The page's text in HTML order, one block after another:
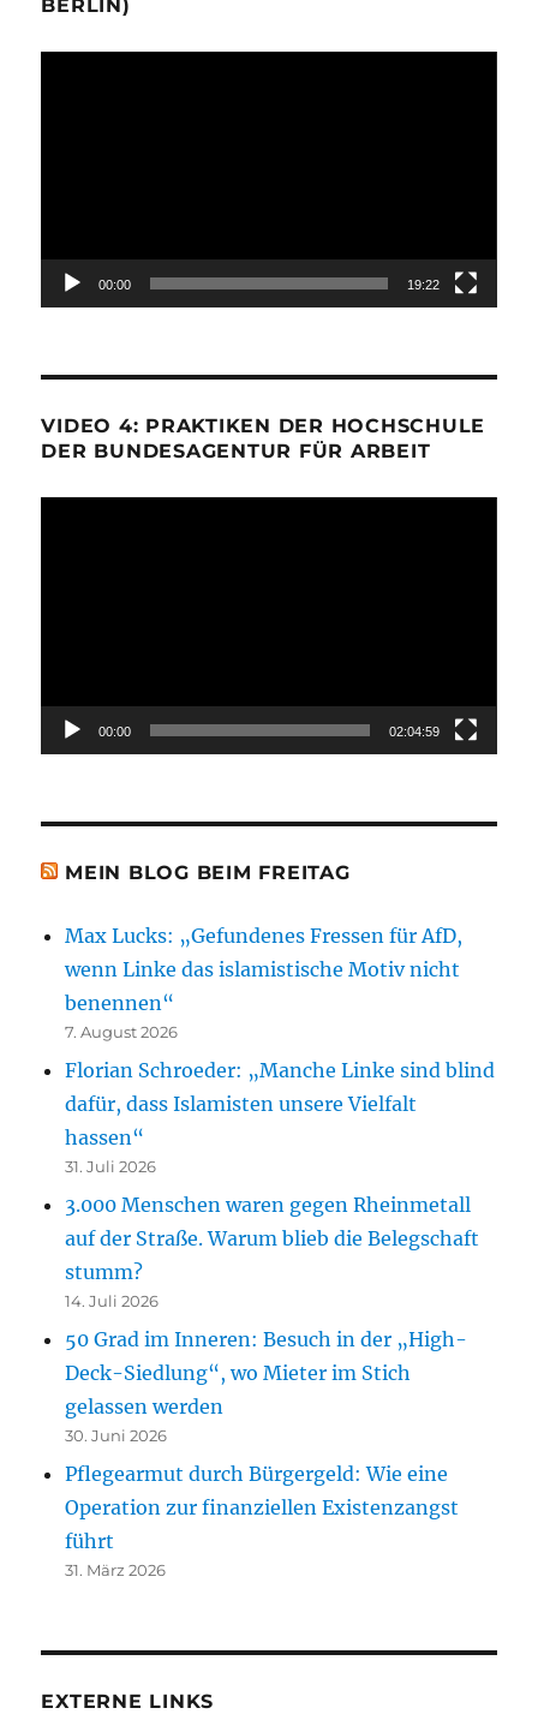
BERLIN)
00:00 19:22
VIDEO 4: PRAKTIKEN DER HOCHSCHULE
DER BUNDESAGENTUR FÜR ARBEIT
00:00 02:04:59
MEIN BLOG BEIM FREITAG
Max Lucks: „Gefundenes Fressen für AfD,
wenn Linke das islamistische Motiv nicht
benennen“
7. August 2026
Florian Schroeder: „Manche Linke sind blind
dafür, dass Islamisten unsere Vielfalt
hassen“
31. Juli 2026
3.000 Menschen waren gegen Rheinmetall
auf der Straße. Warum blieb die Belegschaft
stumm?
14. Juli 2026
50 Grad im Inneren: Besuch in der „High-
Deck-Siedlung“, wo Mieter im Stich
gelassen werden
30. Juni 2026
Pflegearmut durch Bürgergeld: Wie eine
Operation zur finanziellen Existenzangst
führt
31. März 2026
EXTERNE LINKS